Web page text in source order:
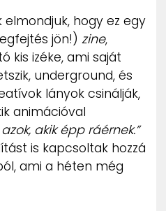
hogy ez egy
jön!) zine,
kis izéke, ami saját
underground, és
lányok csinálják,
animációval
akik épp ráérnek.”
is kapcsoltak hozzá
ami a héten még